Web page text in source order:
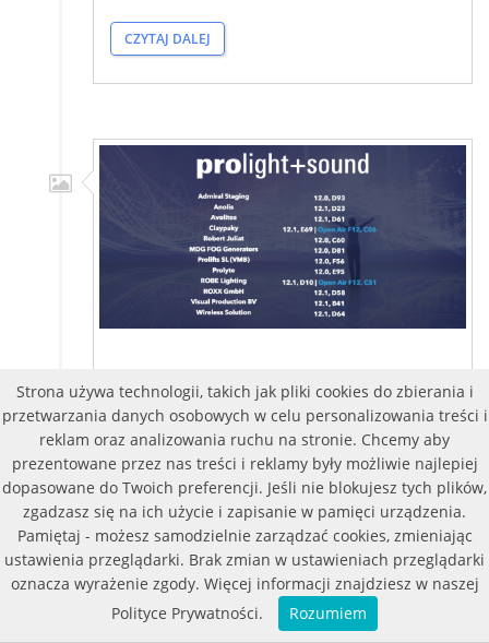
CZYTAJ DALEJ
Nasi partnerzy na Prolight +
Sound 2023
2023-04-19
Prolight + Sound to największe międzynarodowe targi
inżynierii eventowej i komunikacyjnej, produkcji
audiowizualnych i rozrywki. Od wtorku 25 kwietnia do
piątku 28 kwietnia 2023 roku Frankfurt nad Menem po
raz kolejny będzie miejscem spotkań wystawców,
współpracowników i profesjonalnych użytkowników z
całego świata.
Strona używa technologii, takich jak pliki cookies do zbierania i
przetwarzania danych osobowych w celu personalizowania treści i
reklam oraz analizowania ruchu na stronie. Chcemy aby
prezentowane przez nas treści i reklamy były możliwie najlepiej
dopasowane do Twoich preferencji. Jeśli nie blokujesz tych plików,
zgadzasz się na ich użycie i zapisanie w pamięci urządzenia.
Pamiętaj - możesz samodzielnie zarządzać cookies, zmieniając
ustawienia przeglądarki. Brak zmian w ustawieniach przeglądarki
oznacza wyrażenie zgody. Więcej informacji znajdziesz w naszej
Polityce Prywatności.
Rozumiem